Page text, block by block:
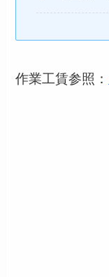
作業工賃参照：